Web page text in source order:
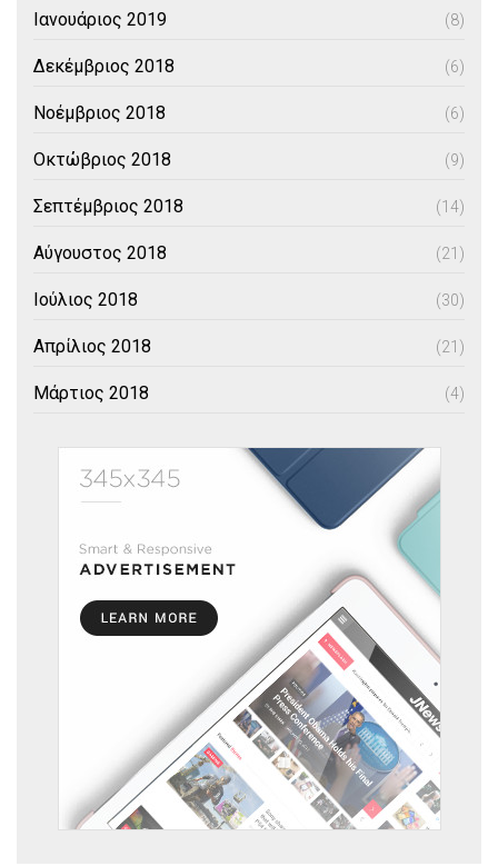
Ιανουάριος 2019 (8)
Δεκέμβριος 2018 (6)
Νοέμβριος 2018 (6)
Οκτώβριος 2018 (9)
Σεπτέμβριος 2018 (14)
Αύγουστος 2018 (21)
Ιούλιος 2018 (30)
Απρίλιος 2018 (21)
Μάρτιος 2018 (4)